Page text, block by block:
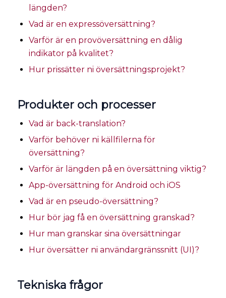
längden?
Vad är en expressöversättning?
Varför är en provöversättning en dålig
indikator på kvalitet?
Hur prissätter ni översättningsprojekt?
Produkter och processer
Vad är back-translation?
Varför behöver ni källfilerna för
översättning?
Varför är längden på en översättning viktig?
App-översättning för Android och iOS
Vad är en pseudo-översättning?
Hur bör jag få en översättning granskad?
Hur man granskar sina översättningar
Hur översätter ni användargränssnitt (UI)?
Tekniska frågor